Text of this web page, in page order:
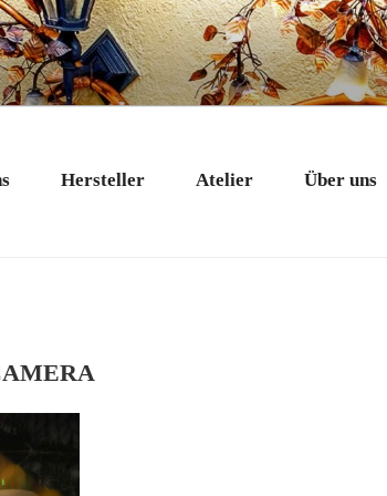
EXKLUSIV
in Bad Tölz
Hersteller Atelier Über uns